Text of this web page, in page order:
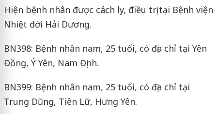
Hiện bệnh nhân được cách ly, điều trị tại Bệnh viện
Nhiệt đới Hải Dương.
BN398: Bệnh nhân nam, 25 tuổi, có địa chỉ tại Yên
Đồng, Ý Yên, Nam Định.
BN399: Bệnh nhân nam, 25 tuổi, có địa chỉ tại
Trung Dũng, Tiên Lữ, Hưng Yên.